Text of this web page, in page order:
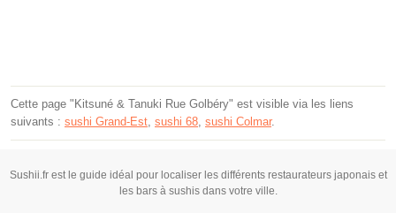
Cette page "Kitsuné & Tanuki Rue Golbéry" est visible via les liens
suivants : sushi Grand-Est, sushi 68, sushi Colmar.
Sushii.fr est le guide idéal pour localiser les différents restaurateurs japonais et
les bars à sushis dans votre ville.